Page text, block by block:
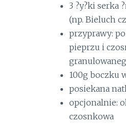
3 ?y?ki serka
(np. Bieluch
przyprawy: po
pieprzu i
100g boczku
posiekana
opcjonalnie:
czosnkowa